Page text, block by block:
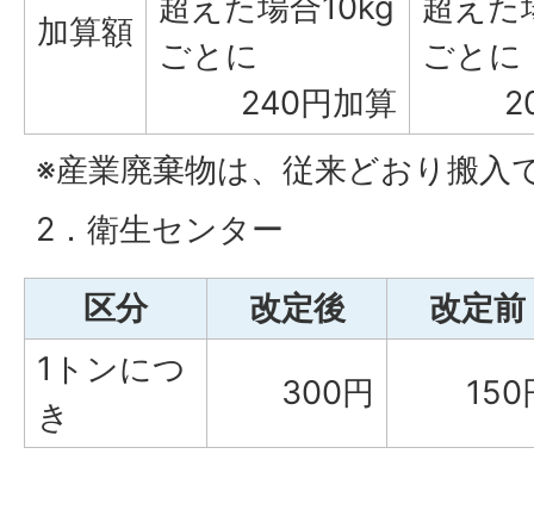
加算額
ごとに
240円加算
ごとに
※産業廃棄物は、従来どおり搬入
2．衛生センター
区分
改定後
改定前
1トンにつ
き
300円 150